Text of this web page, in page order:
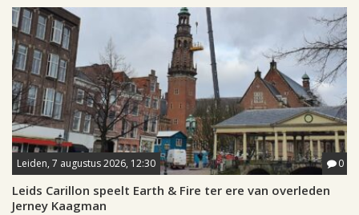
Leiden, 7 augustus 2026, 12:30 0
Leids Carillon speelt Earth & Fire ter ere van overleden
Jerney Kaagman